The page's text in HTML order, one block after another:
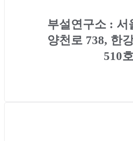
부설연구소 : 서
양천로 738, 한
510